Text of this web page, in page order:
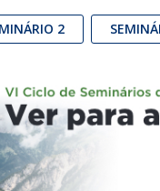
Educação
Alumni
Associação de
2